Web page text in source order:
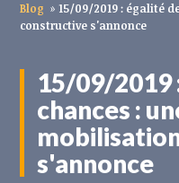
Blog » 15/09/2019 : égalité
constructive s'annonce
15/09/2019
chances :
s'annonce